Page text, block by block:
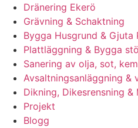
Dränering Ekerö
Grävning & Schaktning
Bygga Husgrund & Gjuta
Plattläggning & Bygga
Sanering av olja, sot,
Avsaltningsanläggning &
Dikning, Dikesrensning
Projekt
Blogg